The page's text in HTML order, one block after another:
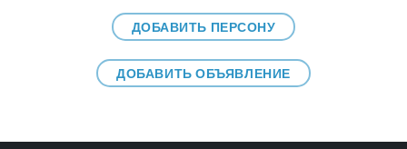
ДОБАВИТЬ ПЕРСОНУ
ДОБАВИТЬ ОБЪЯВЛЕНИЕ